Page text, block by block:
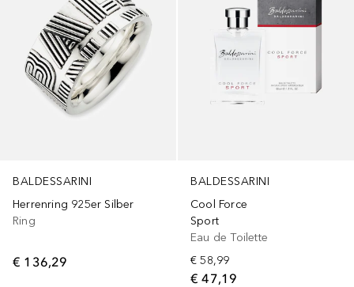
BALDESSARINI
Herrenring 925er Silber
Ring
€ 136,29
BALDESSARINI
Cool Force
Sport
Eau de Toilette
€ 58,99
€ 47,19